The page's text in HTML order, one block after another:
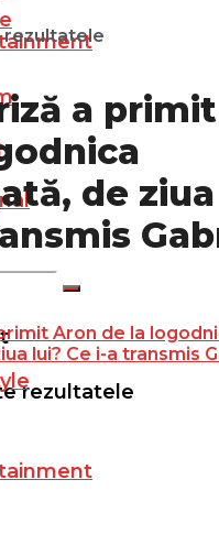
rezultatele
rezultatele
a
de